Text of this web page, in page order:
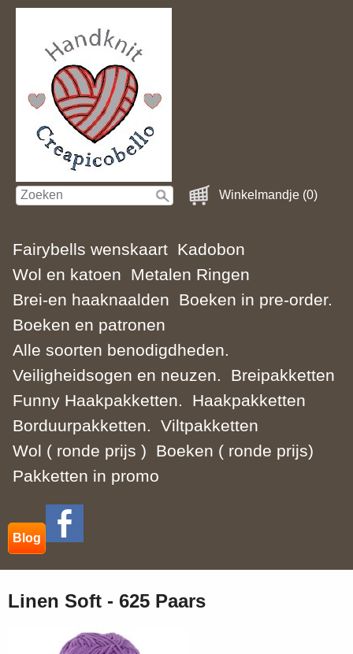
Winkelmandje (0)
Fairybells wenskaart Kadobon
Wol en katoen
Metalen Ringen
Brei-en haaknaalden
Boeken in pre-order.
Boeken en patronen
Alle soorten benodigdheden.
Veiligheidsogen en neuzen.
Breipakketten
Funny Haakpakketten.
Haakpakketten
Borduurpakketten.
Viltpakketten
Wol ( ronde prijs )
Boeken ( ronde prijs)
Pakketten in promo
Blog
Linen Soft - 625 Paars